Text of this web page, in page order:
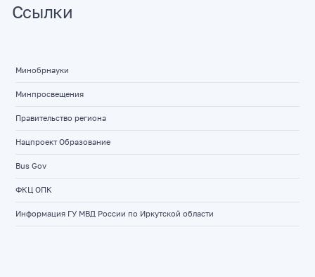
Ссылки
Минобрнауки
Минпросвещения
Правительство региона
Нацпроект Образование
Bus Gov
ФКЦ ОПК
Информация ГУ МВД России по Иркутской области